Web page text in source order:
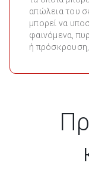
απώλεια του
μπορεί να
φαινόμενα,
ή